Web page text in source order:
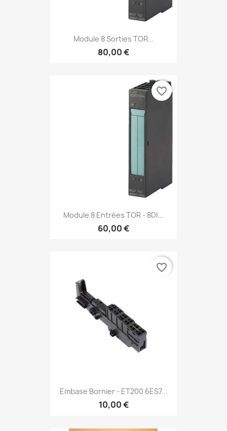
Module 8 Sorties TOR...
80,00 €
Module 8 Entrées TOR - 8DI...
60,00 €
favorite_border
Embase Bornier - ET200 6ES7...
10,00 €
favorite_border